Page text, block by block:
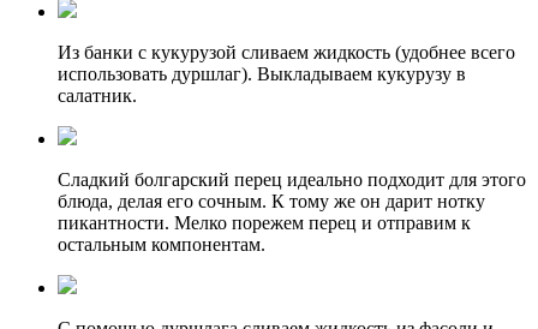
Из банки с кукурузой сливаем жидкость (удобнее всего
использовать дуршлаг). Выкладываем кукурузу в
салатник.
Сладкий болгарский перец идеально подходит для этого
блюда, делая его сочным. К тому же он дарит нотку
пикантности. Мелко порежем перец и отправим к
остальным компонентам.